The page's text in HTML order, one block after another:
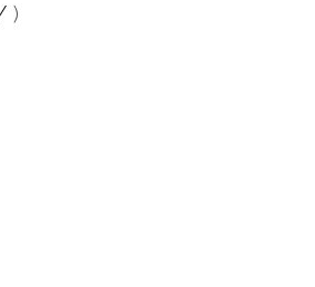
)